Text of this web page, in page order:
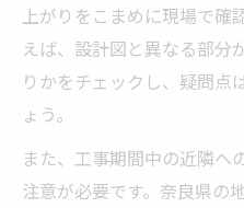
上がりをこまめに現場で確
えば、設計図と異なる部分
りかをチェックし、疑問点
ょう。
また、工事期間中の近隣へ
注意が必要です。奈良県の